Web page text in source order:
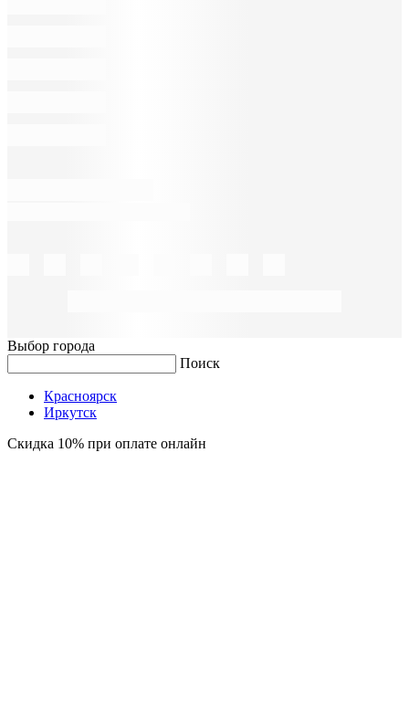
Выбор города
Поиск
Красноярск
Иркутск
Скидка 10% при оплате онлайн